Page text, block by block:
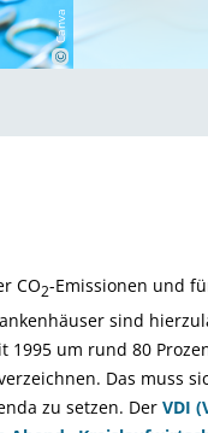
©
Canva
CO2-Emissionen und
sind
um rund 80
Das muss
zu setzen. Der VDI